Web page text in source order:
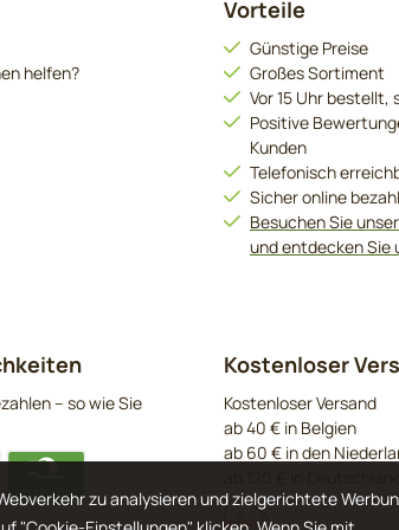
helfen?
Vorteile
Günstige Preise
Großes Sortiment
Vor 15 Uhr
Positive
Kunden
Telefonisch
Sicher online
Besuchen Sie
und entdecken Sie
– so wie Sie
Kostenloser
Kostenloser Versand
ab 40 € in Belgien
ab 60 € in den
zu analysieren und zielgerichtete